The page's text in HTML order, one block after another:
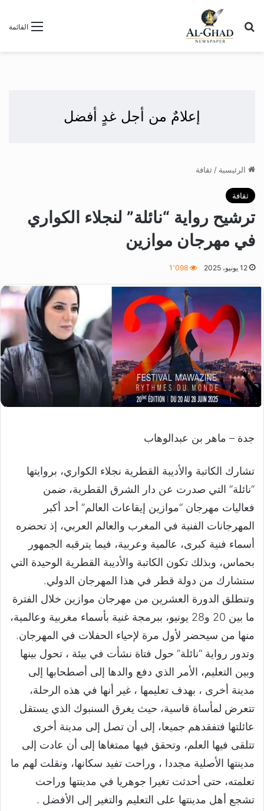
القائمة بحث عن
إعلامٌ من أجل غدٍ أفضل
الرئيسية / ثقافة
ثقافة
ترشيح رواية “نائلة” لنجلاء الكواري
في مهرجان موازين
12 يونيو، 2025 1٬098
جدة – ماهر بن عبدالوهاب
تشارك الكاتبة والأديبة القطرية نجلاء الكواري، بروايتها
“نائلة” التي صدرت عن دار الشرق القطرية، ضمن
فعاليات مهرجان “موازين إيقاعات العالم” أحد أكبر
المهرجانات الفنية في المغرب والعالم العربي، إذ تحضره
أسماء فنية كبرى، عالمية وعربية، فيما يترقبه الجمهور
بحماس، وبذلك تكون الكاتبة والأديبة القطرية الوحيدة التي
ستشارك من دولة قطر في هذا المهرجان الدولي.
وتنطلق الدورة العشرين من مهرجان موازين خلال الفترة
ما بين 20 و28 يونيو، ببرمجة غنية بأسماء مغربية وعالمية،
منها من سيحضر لأول مرة لإحياء الحفلات في المهرجان.
وتدور رواية “نائلة” حول فتاة نشأت في بيئة ، تحول بينها
وبين التعليم، الأمر الذي دفع والدها إلى أصطحابها إلى
مدينة أخرى ، بهدف تعليمها ، غير أنها في هذه الرحلة،
تتعرض لمأساة قاسية، حيث يغرق السنبوك الذي يستقل
عائلتها فتفقدهم جميعا، إلى أن تصل إلى مدينة أخرى
تتلقى فيها العلم، وتحقق فيها ممتغاها إلى أن عادت إلى
مدينتها الأصلية مجددا ، وراحت تفيد سكانها، ونقلت لهم ما
تعلمته، حتى أحدثت تغيرا جوهريا في مدينتها وراحت
تشجع أهل مدينتها على التعليم والتغير إلى الأفضل .